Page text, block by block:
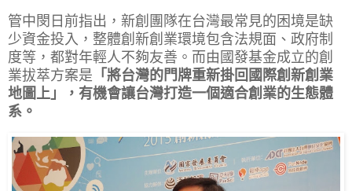
管中閔日前指出，新創團隊在台灣最常見的困境是缺
少資金投入，整體創新創業環境包含法規面、政府制
度等，都對年輕人不夠友善。而由國發基金成立的創
業拔萃方案是 「將台灣的門牌重新掛回國際創新創業
地圖上」，有機會讓台灣打造一個適合創業的生態體
系。